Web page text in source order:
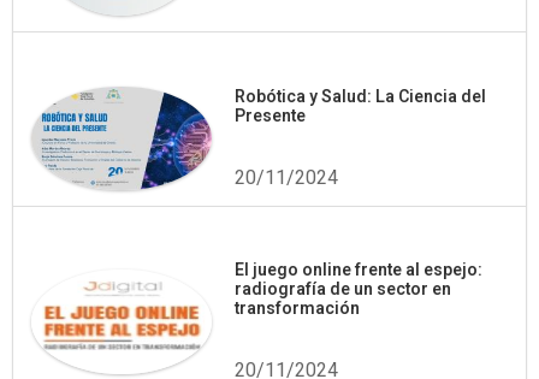
Robótica y Salud: La Ciencia del
Presente
20/11/2024
El juego online frente al espejo:
radiografía de un sector en
transformación
20/11/2024